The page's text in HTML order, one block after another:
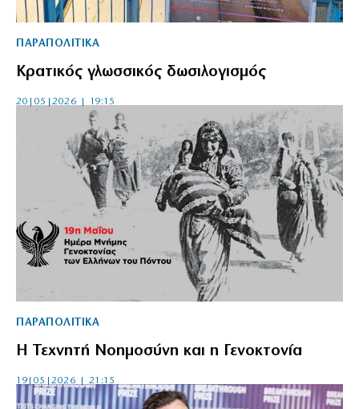
ΠΑΡΑΠΟΛΙΤΙΚΑ
Κρατικός γλωσσικός δωσιλογισμός
20|05|2026 | 19:15
ΠΑΡΑΠΟΛΙΤΙΚΑ
Η Τεχνητή Νοημοσύνη και η Γενοκτονία
19|05|2026 | 21:15